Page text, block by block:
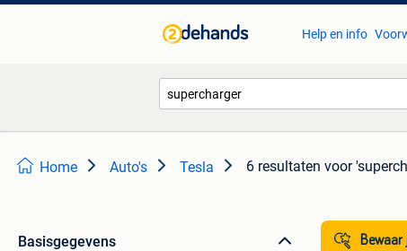
Help en info
Home Auto's Tesla 6 resultaten voor
Basisgegevens